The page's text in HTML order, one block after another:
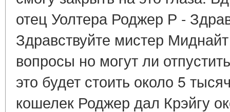
отец Уолтера Роджер Р -
Здравствуйте мистер
вопросы но могут ли
это будет стоить около 5
кошелек Роджер дал Крэйгу